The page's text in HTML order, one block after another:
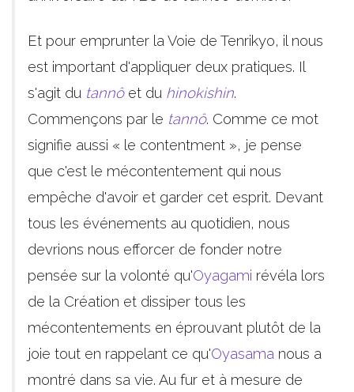
Et pour emprunter la Voie de Tenrikyo, il nous
est important d'appliquer deux pratiques. Il
s'agit du tannôet du hinokishin.
Commençons par le tannô. Comme ce mot
signifie aussi « le contentment », je pense
que c'est le mécontentement qui nous
empêche d'avoir et garder cet esprit. Devant
tous les événements au quotidien, nous
devrions nous efforcer de fonder notre
pensée sur la volonté qu'Oyagami révéla lors
de la Création et dissiper tous les
mécontentements en éprouvant plutôt de la
joie tout en rappelant ce qu'Oyasama nous a
montré dans sa vie. Au fur et à mesure de